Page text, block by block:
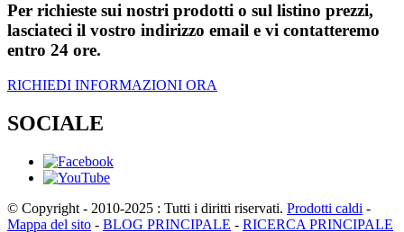
Per richieste sui nostri prodotti o sul listino prezzi,
lasciateci il vostro indirizzo email e vi contatteremo
entro 24 ore.
RICHIEDI INFORMAZIONI ORA
SOCIALE
© Copyright - 2010-2025 : Tutti i diritti riservati. Prodotti caldi -
Mappa del sito - BLOG PRINCIPALE - RICERCA PRINCIPALE